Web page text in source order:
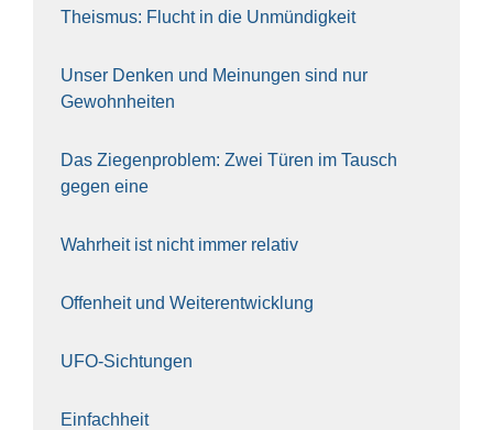
The­is­mus: Flucht in die Unmün­dig­keit
Unser Den­ken und Mei­nun­gen sind nur
Gewohn­hei­ten
Das Zie­gen­pro­blem: Zwei Türen im Tausch
gegen eine
Wahr­heit ist nicht immer rela­tiv
Offen­heit und Wei­ter­ent­wick­lung
UFO-Sich­tun­gen
Ein­fach­heit